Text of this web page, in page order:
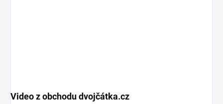
Video z obchodu dvojčátka.cz